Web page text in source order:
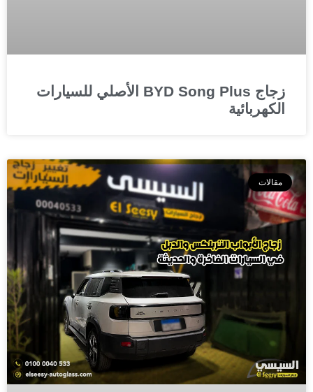
زجاج BYD Song Plus الأصلي للسيارات
الكهربائية
مقالات